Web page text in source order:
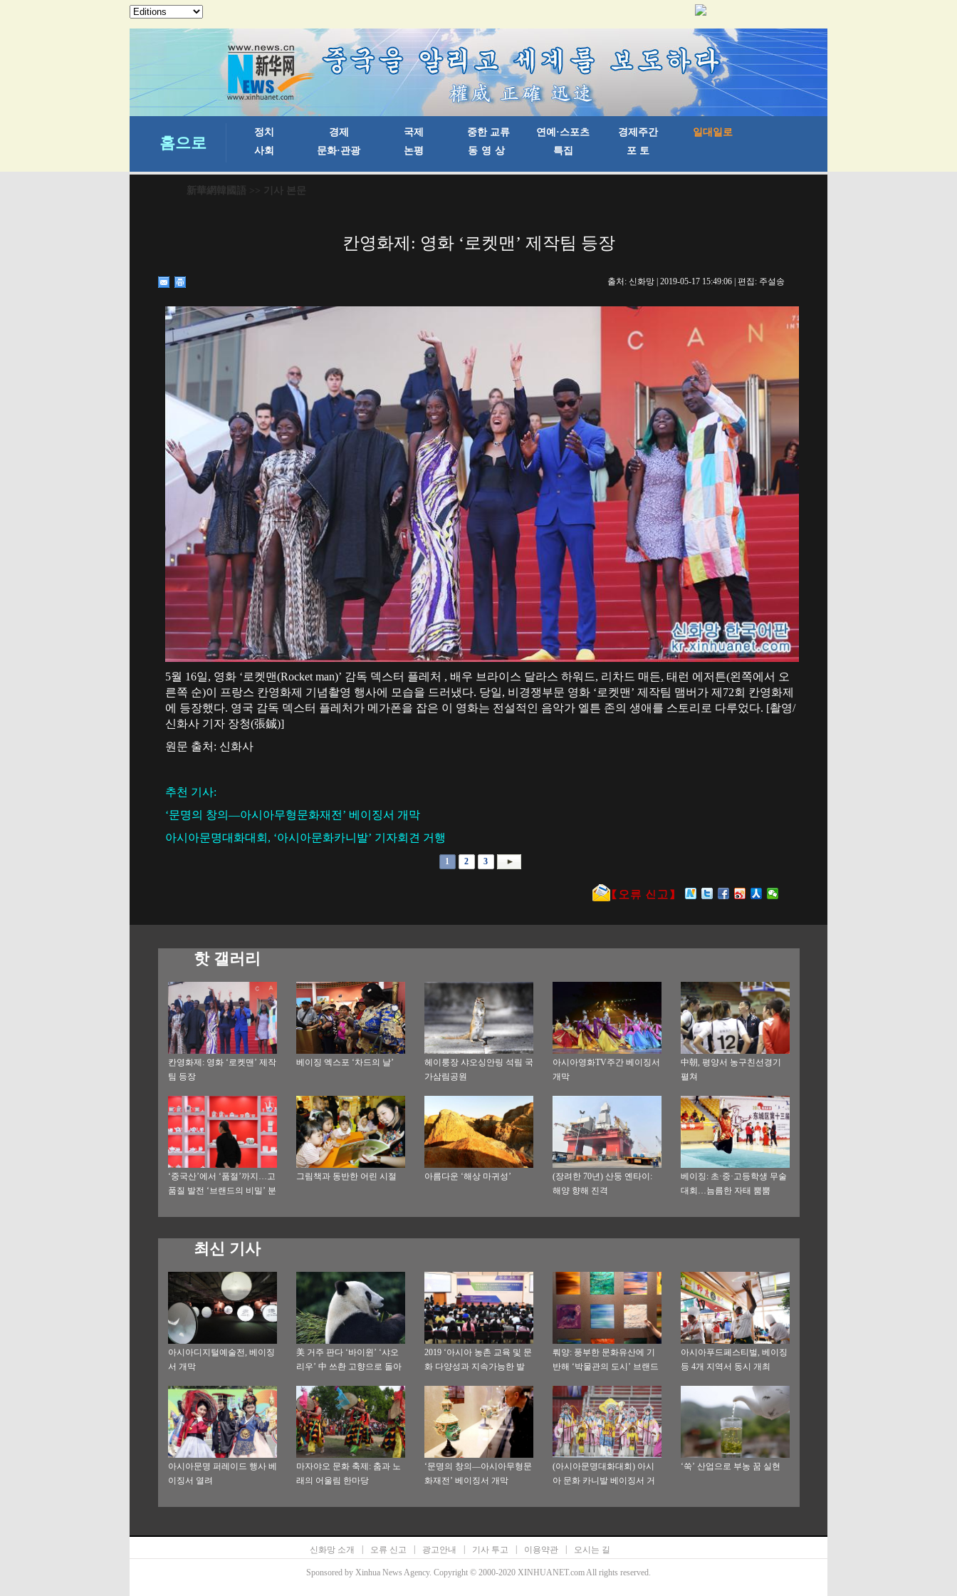
新華網韓國語 >> 기사 본문
칸영화제: 영화 ‘로켓맨’ 제작팀 등장
출처: 신화망 | 2019-05-17 15:49:06 | 편집: 주설송
5월 16일, 영화 ‘로켓맨(Rocket man)’ 감독 덱스터 플레처 , 배우 브라이스 달라스 하워드, 리차드 매든, 태런 에저튼(왼쪽에서 오
른쪽 순)이 프랑스 칸영화제 기념촬영 행사에 모습을 드러냈다. 당일, 비경쟁부문 영화 ‘로켓맨’ 제작팀 맴버가 제72회 칸영화제
에 등장했다. 영국 감독 덱스터 플레처가 메가폰을 잡은 이 영화는 전설적인 음악가 엘튼 존의 생애를 스토리로 다루었다. [촬영/
신화사 기자 장청(張鋮)]
원문 출처: 신화사
추천 기사:
‘문명의 창의—아시아무형문화재전’ 베이징서 개막
아시아문명대화대회, ‘아시아문화카니발’ 기자회견 거행
1 2 3
핫 갤러리
칸영화제: 영화 ‘로켓맨’ 제작
팀 등장
베이징 엑스포 ‘차드의 날’
헤이룽장 샤오싱안링 석림 국
가삼림공원
아시아영화TV주간 베이징서
개막
中朝, 평양서 농구친선경기
펼쳐
‘중국산’에서 ‘품절’까지…고
품질 발전 ‘브랜드의 비밀’ 분
그림책과 동반한 어린 시절 아름다운 ‘해상 마귀성’
(장려한 70년) 산둥 옌타이:
해양 향해 진격
베이징: 초·중·고등학생 무술
대회…늠름한 자태 뿜뿜
최신 기사
아시아디지털예술전, 베이징
서 개막
美 거주 판다 ‘바이윈’ ‘샤오
리우’ 中 쓰촨 고향으로 돌아
2019 ‘아시아 농촌 교육 및 문
화 다양성과 지속가능한 발
행
뤄양: 풍부한 문화유산에 기
반해 ‘박물관의 도시’ 브랜드
아시아푸드페스티벌, 베이징
등 4개 지역서 동시 개최
아시아문명 퍼레이드 행사 베
이징서 열려
마자야오 문화 축제: 춤과 노
래의 어울림 한마당
‘문명의 창의—아시아무형문
화재전’ 베이징서 개막
(아시아문명대화대회) 아시
아 문화 카니발 베이징서 거
‘쑥’ 산업으로 부농 꿈 실현